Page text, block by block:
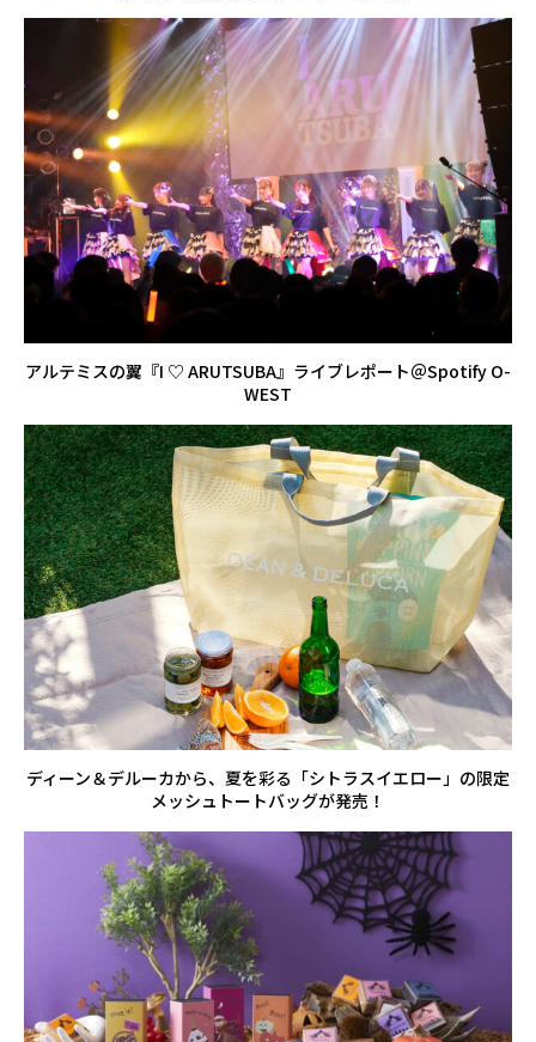
アルテミスの翼『I ♡ ARUTSUBA』ライブレポート＠Spotify O-
WEST
ディーン＆デルーカから、夏を彩る「シトラスイエロー」の限定
メッシュトートバッグが発売！